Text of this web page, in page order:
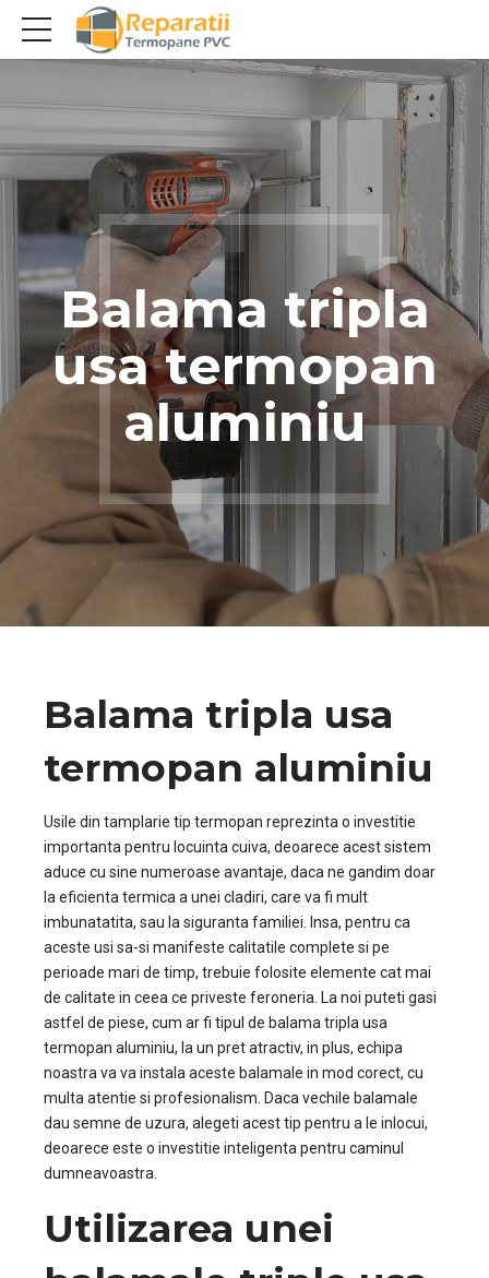
Balama tripla
usa termopan
aluminiu
Balama tripla usa
termopan aluminiu
Usile din tamplarie tip termopan reprezinta o investitie
importanta pentru locuinta cuiva, deoarece acest sistem
aduce cu sine numeroase avantaje, daca ne gandim doar
la eficienta termica a unei cladiri, care va fi mult
imbunatatita, sau la siguranta familiei. Insa, pentru ca
aceste usi sa-si manifeste calitatile complete si pe
perioade mari de timp, trebuie folosite elemente cat mai
de calitate in ceea ce priveste feroneria. La noi puteti gasi
astfel de piese, cum ar fi tipul de balama tripla usa
termopan aluminiu, la un pret atractiv, in plus, echipa
noastra va va instala aceste balamale in mod corect, cu
multa atentie si profesionalism. Daca vechile balamale
dau semne de uzura, alegeti acest tip pentru a le inlocui,
deoarece este o investitie inteligenta pentru caminul
dumneavoastra.
Utilizarea unei